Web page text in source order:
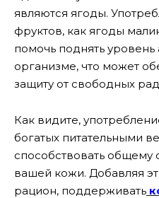
являются ягоды.
фруктов, как ягоды
помочь поднять
организме, что может
защиту от свободных
Как видите,
богатых питательными
способствовать общему
вашей кожи. Добавляя
рацион, поддерживать